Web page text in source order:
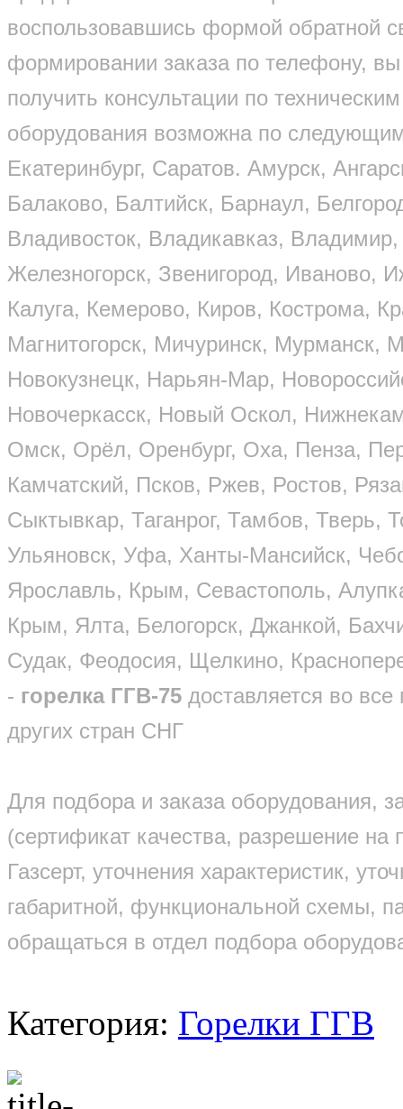
воспользовавшись формой обратной
формировании заказа по телефону,
получить консультации по
оборудования возможна по
Екатеринбург, Саратов. Амурск,
Балаково, Балтийск, Барнаул,
Владивосток, Владикавказ, Владимир,
Железногорск, Звенигород, Иваново,
Калуга, Кемерово, Киров, Кострома,
Магнитогорск, Мичуринск,
Новокузнецк, Нарьян-Мар,
Новочеркасск, Новый Оскол,
Омск, Орёл, Оренбург, Оха, Пенза,
Камчатский, Псков, Ржев, Ростов,
Сыктывкар, Таганрог, Тамбов, Тверь,
Ульяновск, Уфа, Ханты-Мансийск,
Ярославль, Крым, Севастополь,
Крым, Ялта, Белогорск, Джанкой,
Судак, Феодосия, Щелкино,
- горелка ГГВ-75 доставляется во
других стран СНГ
Для подбора и заказа оборудования,
(сертификат качества, разрешение на
Газсерт, уточнения характеристик,
габаритной, функциональной схемы,
обращаться в отдел подбора
Категория: Горелки ГГВ